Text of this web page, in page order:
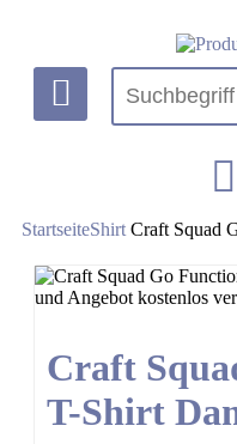
StartseiteShirt Craft Squad
Craft
T-Shirt